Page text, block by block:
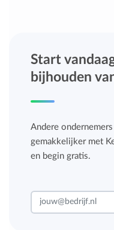
Start
bijhouden
Andere
gemakkelijker met
en begin gratis.